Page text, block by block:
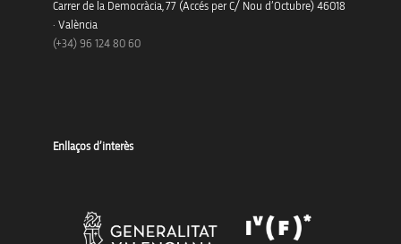
Carrer de la Democràcia, 77 (Accés per C/ Nou d’Octubre) 46018
· València
(+34) 96 124 80 60
Enllaços d’interès